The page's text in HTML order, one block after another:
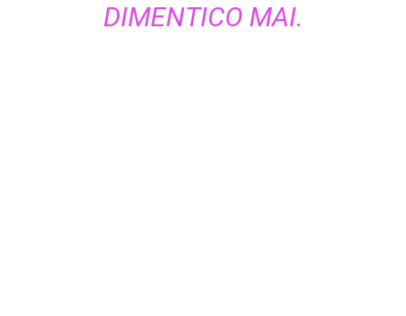
DIMENTICO MAI.